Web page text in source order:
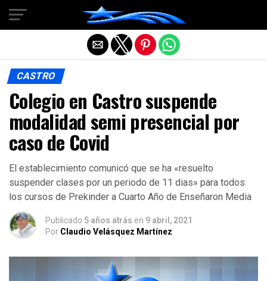
CASTRO
Colegio en Castro suspende
modalidad semi presencial por
caso de Covid
El establecimiento comunicó que se ha «resuelto
suspender clases por un periodo de 11 dias» para todos
los cursos de Prekinder a Cuarto Año de Enseñaron Media
Publicado 5 años atrás en 9 abril, 2021
Por Claudio Velásquez Martínez
Salir de la versión móvil